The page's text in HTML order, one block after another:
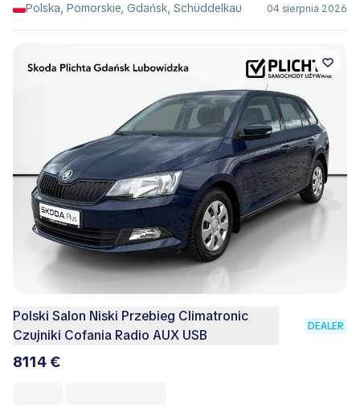
Polska, Pomorskie, Gdańsk, Schüddelkau
04 sierpnia 2026
Polski Salon Niski Przebieg Climatronic
Czujniki Cofania Radio AUX USB
DEALER
8114 €